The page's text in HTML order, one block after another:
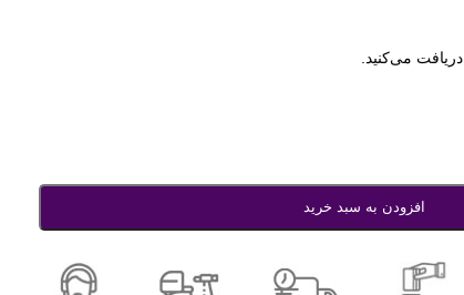
دریافت می‌کنید.
افزودن به سبد خرید